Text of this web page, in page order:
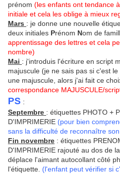
prénom (les enfants ont tendance
initiale et cela les oblige à mieux
Mars : je donne une nouvelle
deux initiales Prénom Nom de
apprentissage des lettres et cela
nombre)
Mai : j'introduis l'écriture en script
majuscule (je ne sais pas si c'est
une majuscule, alors j'ai fait ce
correspondance MAJUSCULE/
PS :
Septembre : étiquettes PHOTO +
D'IMPRIMERIE (pour bien
sans la difficulté de reconnaître
Fin novembre : étiquettes
D'IMPRIMERIE rajouté au dos de
déplace l'aimant autocollant côté
l'étiquette. (l'enfant peut vérifier si